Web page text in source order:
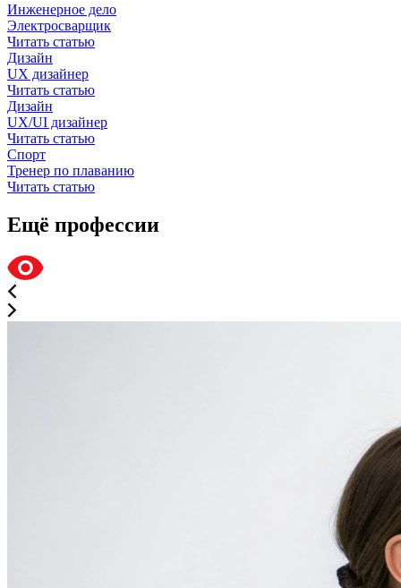
Инженерное дело
Электросварщик
Читать статью
Дизайн
UX дизайнер
Читать статью
Дизайн
UX/UI дизайнер
Читать статью
Спорт
Тренер по плаванию
Читать статью
Ещё профессии